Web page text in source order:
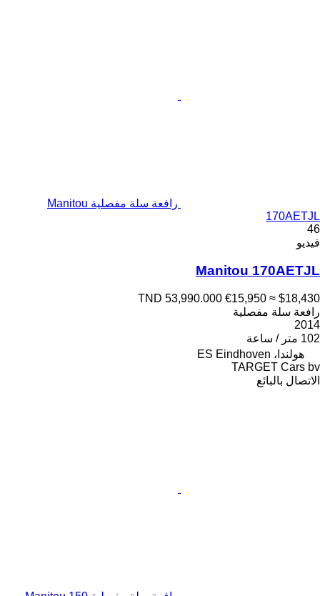
رافعة سلة مفصلية Manitou
170AETJL
46
فيديو
Manitou 170AETJL
TND 53,990.000 €15,950 ≈ $18,430
رافعة سلة مفصلية
2014
102 متر / ساعة
هولندا، ES Eindhoven
TARGET Cars bv
الاتصال بالبائع